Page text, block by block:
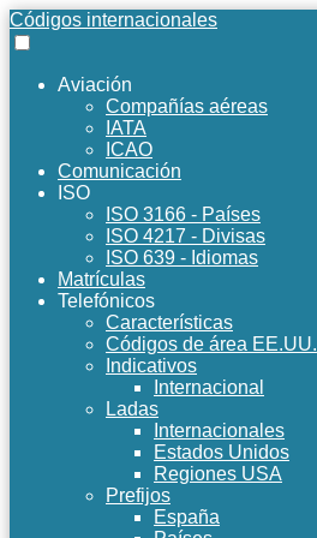
Códigos internacionales
Aviación
Compañías aéreas
IATA
ICAO
Comunicación
ISO
ISO 3166 - Países
ISO 4217 - Divisas
ISO 639 - Idiomas
Matrículas
Telefónicos
Características
Códigos de área EE.UU.
Indicativos
Internacional
Ladas
Internacionales
Estados Unidos
Regiones USA
Prefijos
España